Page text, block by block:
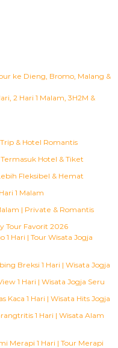
ke Dieng, Bromo, Malang &
2 Hari 1 Malam, 3H2M &
& Hotel Romantis
Hotel & Tiket
Fleksibel & Hemat
1 Malam
| Private & Romantis
Tour Favorit 2026
Hari | Tour Wisata Jogja
Breksi 1 Hari | Wisata Jogja
1 Hari | Wisata Jogja Seru
Kaca 1 Hari | Wisata Hits Jogja
1 Hari | Wisata Alam
Merapi 1 Hari | Tour Merapi